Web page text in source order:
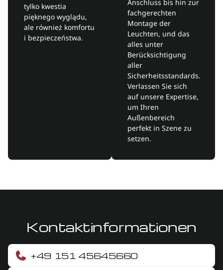
Anschluss bis hin zur
fachgerechten
Montage der
Leuchten, und das
alles unter
Berücksichtigung
aller
Sicherheitsstandards.
Verlassen Sie sich
auf unsere Expertise,
um Ihren
Außenbereich
perfekt in Szene zu
setzen.
tylko kwestia
pięknego wyglądu,
ale również komfortu
i bezpieczeństwa.
Kontaktinformationen
+49 151 45645660